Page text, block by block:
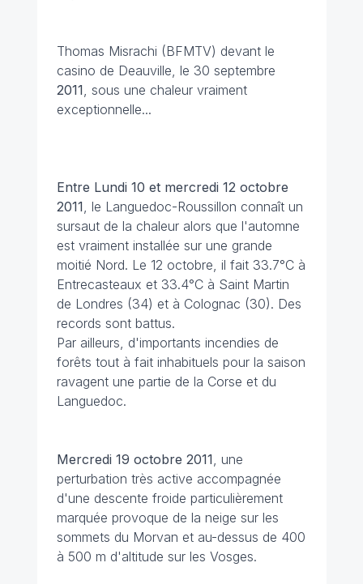
Thomas Misrachi (BFMTV) devant le
casino de Deauville, le 30 septembre
2011, sous une chaleur vraiment
exceptionnelle...
Entre Lundi 10 et mercredi 12 octobre
2011, le Languedoc-Roussillon connaît un
sursaut de la chaleur alors que l'automne
est vraiment installée sur une grande
moitié Nord. Le 12 octobre, il fait 33.7°C à
Entrecasteaux et 33.4°C à Saint Martin
de Londres (34) et à Colognac (30). Des
records sont battus.
Par ailleurs, d'importants incendies de
forêts tout à fait inhabituels pour la saison
ravagent une partie de la Corse et du
Languedoc.
Mercredi 19 octobre 2011, une
perturbation très active accompagnée
d'une descente froide particulièrement
marquée provoque de la neige sur les
sommets du Morvan et au-dessus de 400
à 500 m d'altitude sur les Vosges.